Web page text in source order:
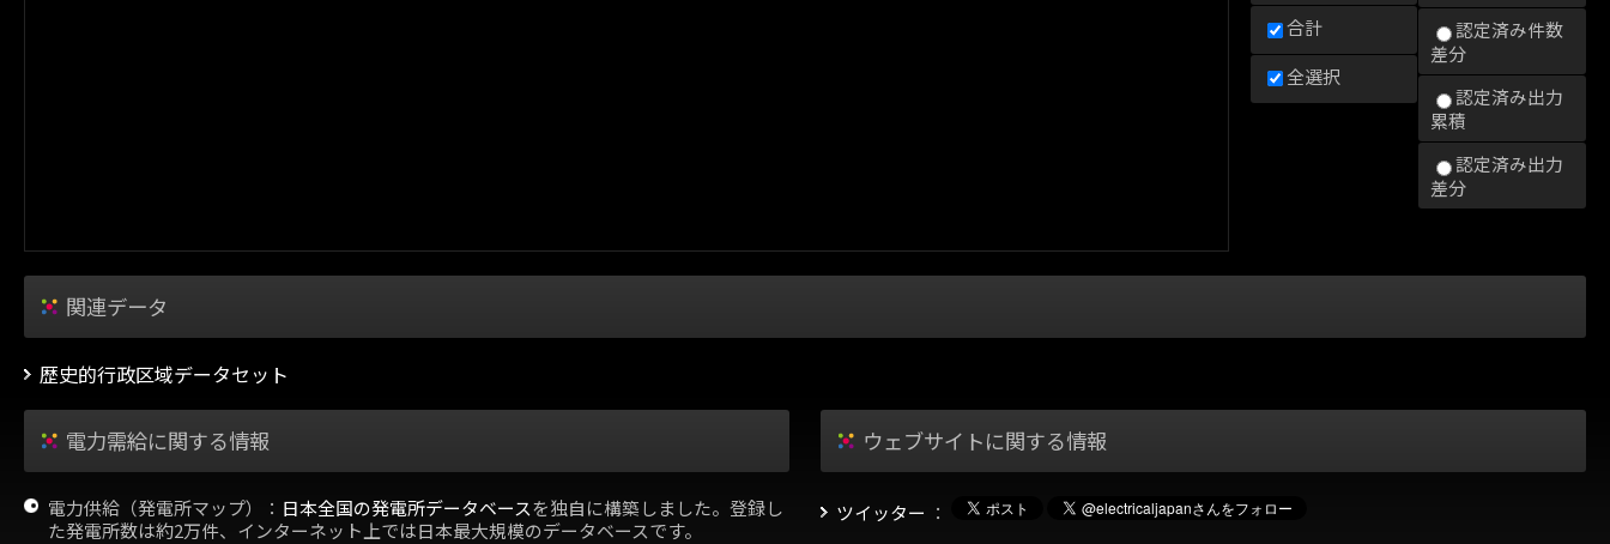
合計
全選択
認定済み件数
差分
認定済み出力
累積
認定済み出力
差分
関連データ
歴史的行政区域データセット
電力需給に関する情報
電力供給（発電所マップ）： 日本全国の発電所データベースを独自に構築しました。登録し
た発電所数は約2万件、インターネット上では日本最大規模のデータベースです。
ウェブサイトに関する情報
ツイッター ：